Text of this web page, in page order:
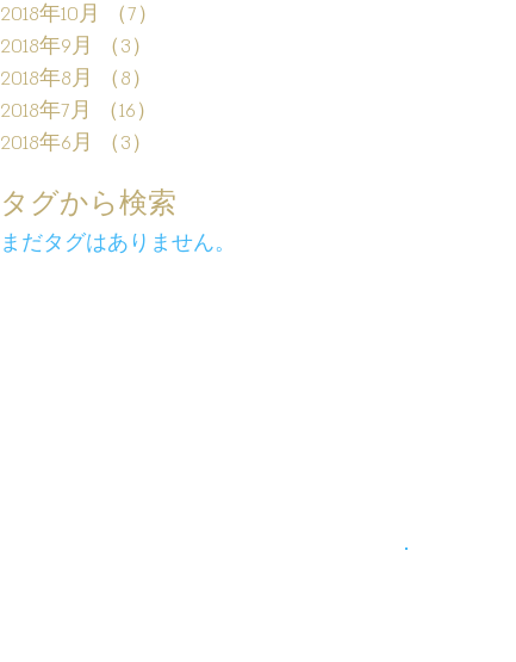
2018年10月
（7）
2018年9月
（3）
2018年8月
（8）
2018年7月
（16）
2018年6月
（3）
タグから検索
まだタグはありません。